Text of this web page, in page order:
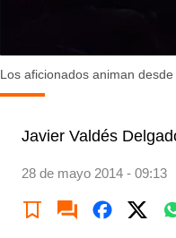
Los aficionados animan
Javier Valdés
28 de mayo 2014 - 09:13